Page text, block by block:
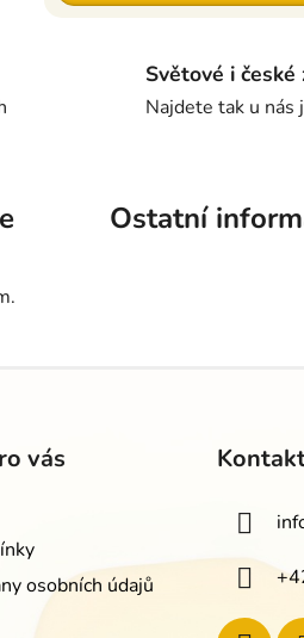
Světové i české
Najdete tak u nás
Ostatní
vás
osobních údajů